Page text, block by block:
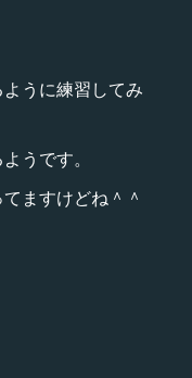
うに練習してみ
うです。
ますけどね＾＾